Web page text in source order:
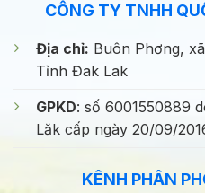
CÔNG TY TNHH
Địa chỉ: Buôn Phơng,
Tỉnh Đak Lak
GPKD: số 6001550889
Lăk cấp ngày 20/09/
KÊNH PHÂN